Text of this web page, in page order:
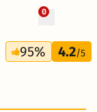
0
2 Tage
42 €
+ 169 Fotos
95% 4.2/5